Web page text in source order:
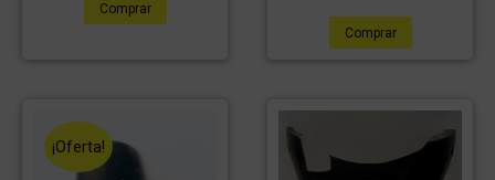
Comprar
36,18 €.11,98 €.
Comprar
¡Oferta!